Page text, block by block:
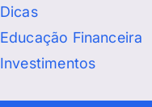
Dicas
Educação Financeira
Investimentos